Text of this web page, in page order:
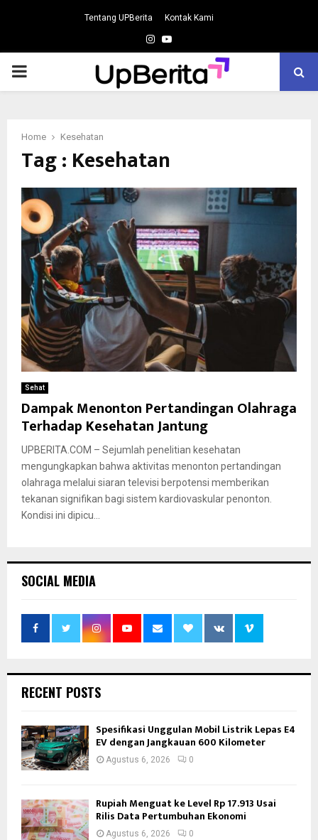
Tentang UPBerita Kontak Kami
Instagram
Youtube
PRIMARY
Home Kesehatan
Tag : Kesehatan
Sehat
Dampak Menonton Pertandingan Olahraga
Terhadap Kesehatan Jantung
UPBERITA.COM – Sejumlah penelitian kesehatan
mengungkapkan bahwa aktivitas menonton pertandingan
olahraga melalui siaran televisi berpotensi memberikan
tekanan signifikan bagi sistem kardiovaskular penonton.
Kondisi ini dipicu...
SOCIAL MEDIA
RECENT POSTS
Spesifikasi Unggulan Mobil Listrik Lepas E4
EV dengan Jangkauan 600 Kilometer
Agustus 6, 2026 0
Rupiah Menguat ke Level Rp 17.913 Usai
Rilis Data Pertumbuhan Ekonomi
Agustus 6, 2026 0